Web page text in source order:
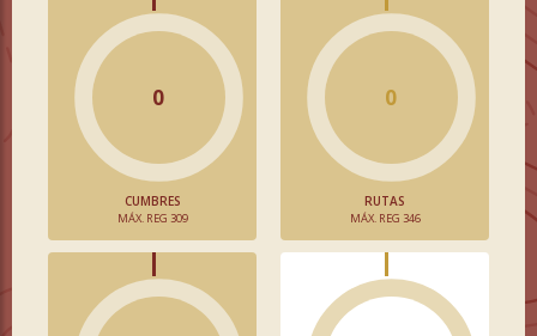
0
CUMBRES
MÁX. REG 309
0
RUTAS
MÁX. REG 346